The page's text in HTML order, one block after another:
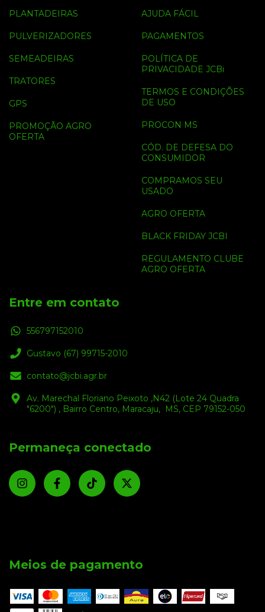
PLANTADEIRAS
PULVERIZADORES
SEMEADEIRAS
TRATORES
GPS
PROMOÇÃO AGRO
OFERTA
AJUDA FÁCIL
PAGAMENTOS
POLÍTICA DE
PRIVACIDADE JCBi
TERMOS E CONDIÇÕES
DE USO
PROCON MS
CÓD. DE DEFESA DO
CONSUMIDOR
COMPRAMOS SEU
USADO
AGRO OFERTA
BLACK FRIDAY JCBI
REGULAMENTO CLUBE
AGRO OFERTA
Entre em contato
556797152010
Gustavo (67) 99715-2010
contato@jcbi.agr.br
Av. Marechal Floriano Peixoto ,N42 (Lote 24 Quadra
"6200") , Bairro Centro, Maracaju, MS, CEP 79152-050
Permaneça conectado
Meios de pagamento